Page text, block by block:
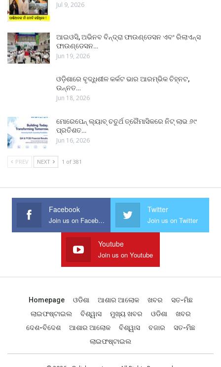
Jul 9, 2026
ଆଇଓସି, ଅଭିନବ ବିନ୍ଦ୍ରା ଫାଉଣ୍ଡେସନ ଏବଂ ରିଲାଏନ୍ସ
ଫାଉଣ୍ଡେସନ…
Jun 19, 2026
ଓଡ଼ିଶାରେ ବୃଦ୍ଧିଶୀଳ କର୍କଟ ଭାର ଆରମ୍ଭିକ ଚିହ୍ନଟ,
ଉନ୍ନତ…
Jun 18, 2026
ମୋରେପେନ୍ ଲ୍ୟାବ୍ ଚତୁର୍ଥ ତ୍ରୈମାସିକରେ ନିଟ୍ ଲାଭ ୬୯
ପ୍ରତିଶତ…
Jun 16, 2026
PREV NEXT 1 of 381
Facebook
Join us on Facebook
Twitter
Join us on Twitter
Youtube
Join us on Youtube
Homepage ଓଡିଶା ଆଶାର ଆଲୋକ ଖବର
ସତ-ମିଛ
ଲାଇଫଷ୍ଟାଇଲ
ବିଶ୍ୱାସ ମୁଖ୍ୟ ଖବର ଓଡିଶା
ଖବର
ଦେଶ-ବିଦେଶ
ଆଶାର ଆଲୋକ ବିଶ୍ୱାସ ବଜାର
ସତ-ମିଛ
ଲାଇଫଷ୍ଟାଇଲ